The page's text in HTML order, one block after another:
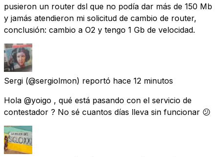
pusieron un router dsl que no podía dar más de 150 Mb
y jamás atendieron mi solicitud de cambio de router,
conclusión: cambio a O2 y tengo 1 Gb de velocidad.
Sergi (@sergiolmon) reportó hace 12 minutos
Hola @yoigo , qué está pasando con el servicio de
contestador ? No sé cuantos días lleva sin funcionar 😕